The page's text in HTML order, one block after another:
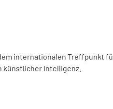
internationalen Treffpunkt
künstlicher Intelligenz.